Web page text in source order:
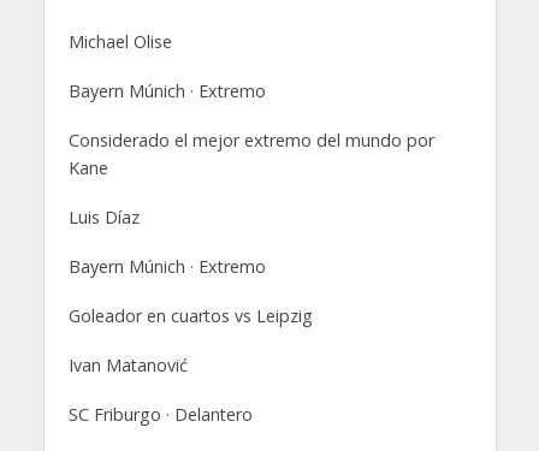
Michael Olise
Bayern Múnich · Extremo
Considerado el mejor extremo del mundo por
Kane
Luis Díaz
Bayern Múnich · Extremo
Goleador en cuartos vs Leipzig
Ivan Matanović
SC Friburgo · Delantero